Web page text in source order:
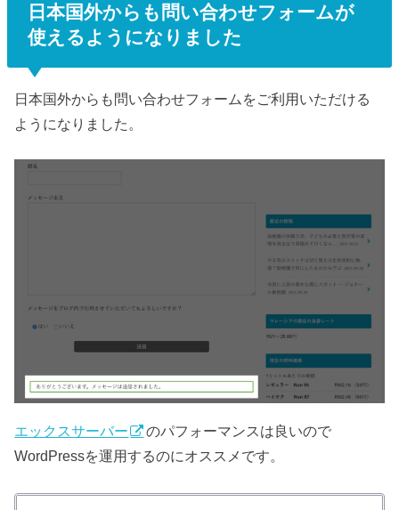
日本国外からも問い合わせフォームが
使えるようになりました
日本国外からも問い合わせフォームをご利用いただける
ようになりました。
エックスサーバー
のパフォーマンスは良いので
WordPressを運用するのにオススメです。